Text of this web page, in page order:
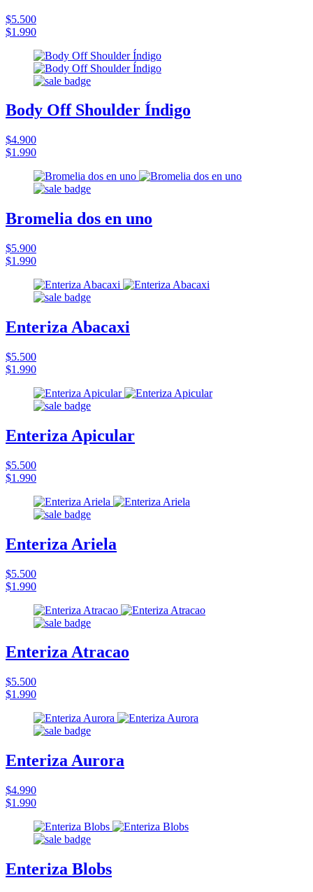
$5.500
$1.990
Body Off Shoulder Índigo
$4.900
$1.990
Bromelia dos en uno
$5.900
$1.990
Enteriza Abacaxi
$5.500
$1.990
Enteriza Apicular
$5.500
$1.990
Enteriza Ariela
$5.500
$1.990
Enteriza Atracao
$5.500
$1.990
Enteriza Aurora
$4.990
$1.990
Enteriza Blobs